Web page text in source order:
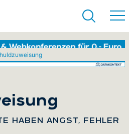
HABEN ANGST, FEHLER